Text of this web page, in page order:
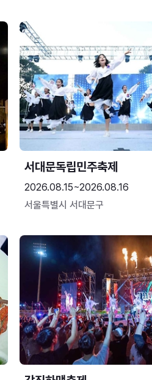
서대문독립민주축제
2026.08.15~2026.08.16
서울특별시 서대문구